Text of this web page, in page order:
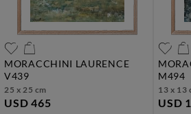
MORACCHINI LAURENCE
v439
25 x 25 cm
USD 465
m494
13 x 13
USD